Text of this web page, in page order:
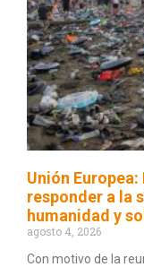
Unión
responder a la
humanidad y
agosto 4, 2026
Con motivo de la